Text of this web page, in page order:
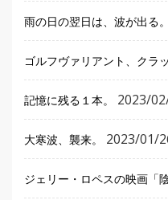
雨の日の翌日は、波が出る。
ゴルフヴァリアント、クラ
記憶に残る１本。 2023/
大寒波、襲来。 2023/01/
ジェリー・ロペスの映画「